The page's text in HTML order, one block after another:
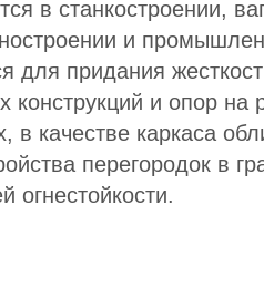
в станкостроении,
и
для придания
конструкций и опор
в качестве каркаса
перегородок в
огнестойкости.